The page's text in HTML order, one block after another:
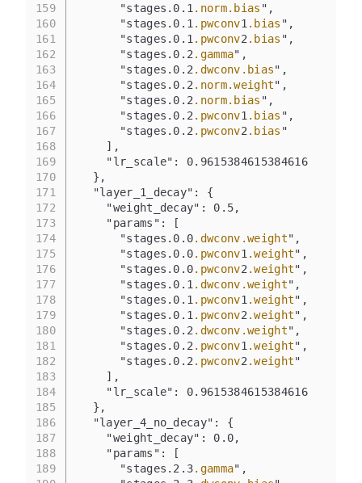
159
160
161
162
163
164
165
166
167
168
169
170
171
172
173
174
175
176
177
178
179
180
181
182
183
184
185
186
187
188
189
      "stages.0.1
.norm.bias ",
      "stages.0.1
.pwconv1 .bias ",
      "stages.0.1
.pwconv2 .bias ",
      "stages.0.2
.gamma",
      "stages.0.2
.dwconv .bias",
      "stages.0.2
.norm.weight",
      "stages.0.2
.norm.bias ",
      "stages.0.2
.pwconv1 .bias ",
      "stages.0.2
.pwconv2 .bias "
    ],
    "lr_scale": 0.9615384615384616
  },
  "layer_1_decay": {
    "weight_decay": 0.5,
    "params": [
      "stages.0.0
.dwconv .weight",
      "stages.0.0
.pwconv1 .weight",
      "stages.0.0
.pwconv2 .weight",
      "stages.0.1
.dwconv .weight",
      "stages.0.1
.pwconv1 .weight",
      "stages.0.1
.pwconv2 .weight",
      "stages.0.2
.dwconv .weight",
      "stages.0.2
.pwconv1 .weight",
      "stages.0.2
.pwconv2 .weight"
    ],
    "lr_scale": 0.9615384615384616
  },
  "layer_4_no_decay": {
    "weight_decay": 0.0,
    "params": [
      "stages.2.3
.gamma",